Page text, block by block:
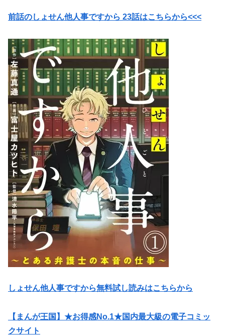
前話のしょせん他人事ですから 23話はこちらから<<<
しょせん他人事ですから無料試し読みはこちらから
【まんが王国】★お得感No.1★国内最大級の電子コミッ
クサイト